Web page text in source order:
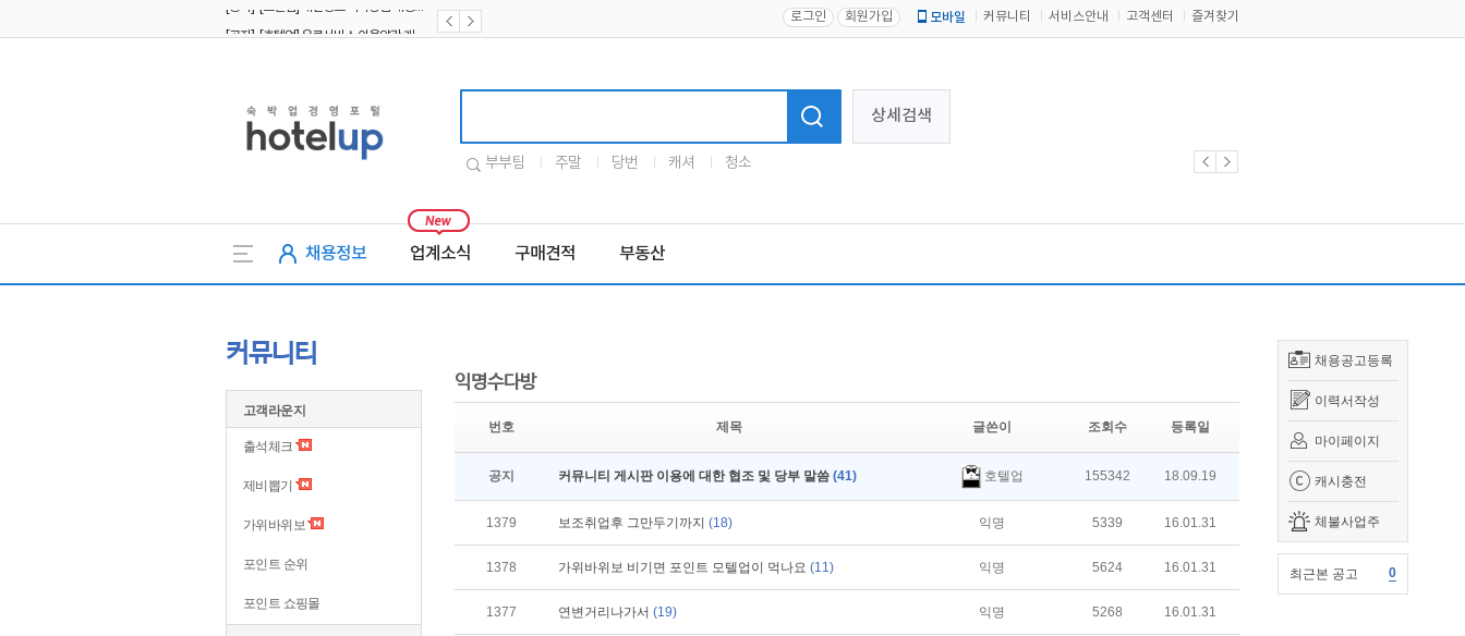
로그인 회원가입 모바일 커뮤니티 서비스안내 고객센터 즐겨찾기
상세검색
부부팀 주말 당번 캐셔 청소
채용정보 업계소식 구매견적 부동산
채용공고등록
이력서작성
마이페이지
캐시충전
체불사업주
최근본 공고 0
커뮤니티
고객라운지
출석체크
제비뽑기
가위바위보
포인트 순위
포인트 쇼핑몰
익명수다방
번호 제목 글쓴이 조회수 등록일
공지 커뮤니티 게시판 이용에 대한 협조 및 당부 말씀 (41) 호텔업 155342 18.09.19
1379 보조취업후 그만두기까지 (18) 익명 5339 16.01.31
1378 가위바위보 비기면 포인트 모텔업이 먹나요 (11) 익명 5624 16.01.31
1377 연변거리나가서 (19) 익명 5268 16.01.31